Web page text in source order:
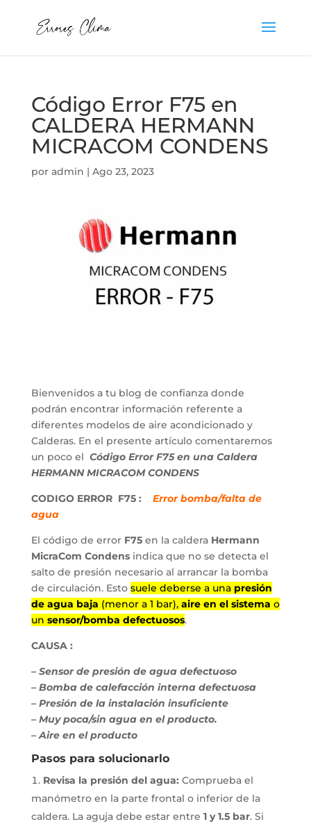
Código Error F75 en
CALDERA HERMANN
MICRACOM CONDENS
por admin | Ago 23, 2023
Bienvenidos a tu blog de confianza donde
podrán encontrar información referente a
diferentes modelos de aire acondicionado y
Calderas. En el presente artículo comentaremos
un poco el Código Error F75 en una Caldera
HERMANN MICRACOM CONDENS
CODIGO ERROR F75 :
Error bomba/falta de
agua
El código de error F75en la caldera Hermann
MicraCom Condensindica que no se detecta el
salto de presión necesario al arrancar la bomba
de circulación. Esto suele deberse a una presión
de agua baja (menor a 1 bar), aire en el sistema o
un sensor/bomba defectuosos.
CAUSA :
– Sensor de presión de agua defectuoso
– Bomba de calefacción interna defectuosa
– Presión de la instalación insuficiente
– Muy poca/sin agua en el producto.
– Aire en el producto
Pasos para solucionarlo
Revisa la presión del agua: Comprueba el
manómetro en la parte frontal o inferior de la
caldera. La aguja debe estar entre 1 y 1.5 bar. Si